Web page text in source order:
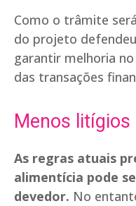
Como o trâmite
do projeto
garantir melhoria
das transações
Menos litígios
As regras atuais
alimentícia pode
devedor. No